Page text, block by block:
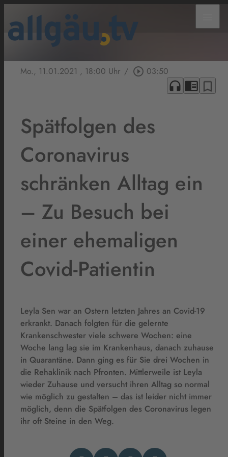
Mo., 11.01.2021 , 18:00 Uhr / play_circle_outline 03:50
headphones chrome_reader_mode bookmark_border
Spätfolgen des
Coronavirus
schränken Alltag ein
– Zu Besuch bei
einer ehemaligen
Covid-Patientin
Leyla Sen war an Ostern letzten Jahres an Covid-19
erkrankt. Danach folgten für die gelernte
Krankenschwester viele schwere Wochen: eine
Woche lang lag sie im Krankenhaus, danach zuhause
in Quarantäne. Dann ging es für Sie drei Wochen in
die Rehaklinik nach Pfronten. Mittlerweile ist Leyla
wieder Zuhause und versucht ihren Alltag so normal
wie möglich zu gestalten – das ist leider nicht immer
möglich, denn die Spätfolgen des Coronavirus legen
ihr oft Steine in den Weg.